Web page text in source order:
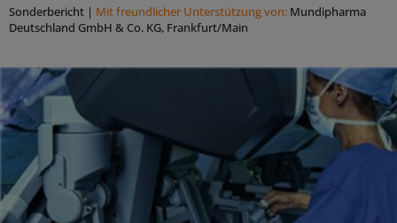
Sonderbericht | Mit freundlicher Unterstützung von: Mundipharma
Deutschland GmbH & Co. KG, Frankfurt/Main